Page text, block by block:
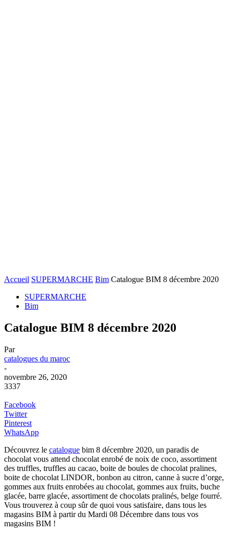
Accueil SUPERMARCHE Bim Catalogue BIM 8 décembre 2020
SUPERMARCHE
Bim
Catalogue BIM 8 décembre 2020
Par
catalogues du maroc
-
novembre 26, 2020
3337
Facebook
Twitter
Pinterest
WhatsApp
Découvrez le catalogue bim 8 décembre 2020, un paradis de
chocolat vous attend chocolat enrobé de noix de coco, assortiment
des truffles, truffles au cacao, boite de boules de chocolat pralines,
boite de chocolat LINDOR, bonbon au citron, canne à sucre d’orge,
gommes aux fruits enrobées au chocolat, gommes aux fruits, buche
glacée, barre glacée, assortiment de chocolats pralinés, belge fourré.
Vous trouverez à coup sûr de quoi vous satisfaire, dans tous les
magasins BIM à partir du Mardi 08 Décembre dans tous vos
magasins BIM !